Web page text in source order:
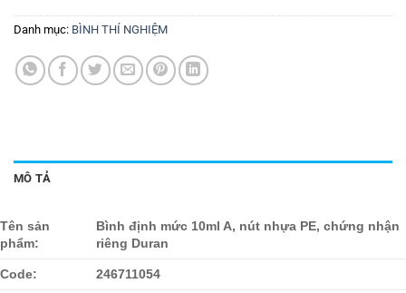
Danh mục: BÌNH THÍ NGHIỆM
MÔ TẢ
Tên sản
phẩm:
Bình định mức 10ml A, nút nhựa PE, chứng nhận
riêng Duran
Code: 246711054